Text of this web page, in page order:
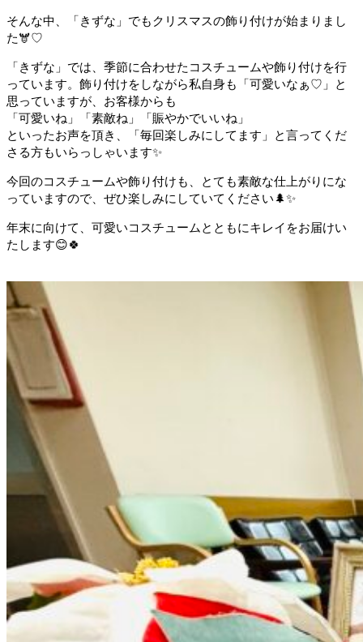
そんな中、「きずな」でもクリスマスの飾り付けが始まりまし
た🫎♡
「きずな」では、季節に合わせたコスチュームや飾り付けを行
っています。飾り付けをしながら私自身も「可愛いなぁ♡」と
思っていますが、お客様からも
「可愛いね」「素敵ね」「賑やかでいいね」
といったお声を頂き、「毎回楽しみにしてます」と言ってくだ
さる方もいらっしゃいます✨
今回のコスチュームや飾り付けも、とても素敵な仕上がりにな
っていますので、ぜひ楽しみにしていてください🌲✨
年末に向けて、可愛いコスチュームとともにキレイをお届けい
たします😊🍀